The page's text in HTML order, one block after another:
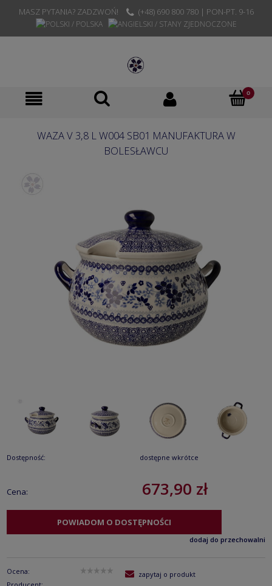
MASZ PYTANIA? ZADZWOŃ! (+48) 690 800 780 | PON-PT. 9-16
WAZA V 3,8 L W004 SB01 MANUFAKTURA W
BOLESŁAWCU
Dostępność: dostępne wkrótce
Cena: 673,90 zł
POWIADOM O DOSTĘPNOŚCI
dodaj do przechowalni
Ocena:
zapytaj o produkt